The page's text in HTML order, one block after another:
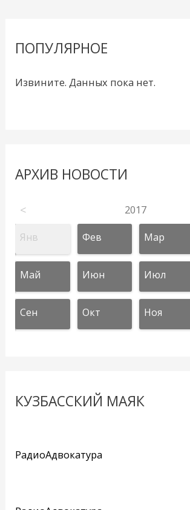
ПОПУЛЯРНОЕ
Извините. Данных пока нет.
АРХИВ НОВОСТИ
< 2017
Янв Фев Мар
Май Июн Июл
Сен Окт Ноя
КУЗБАССКИЙ МАЯК
РадиоАдвокатура